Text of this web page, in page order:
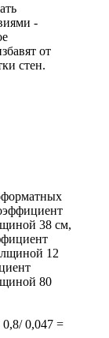
-
от
стен.
38 см,
12
80
0,047 =